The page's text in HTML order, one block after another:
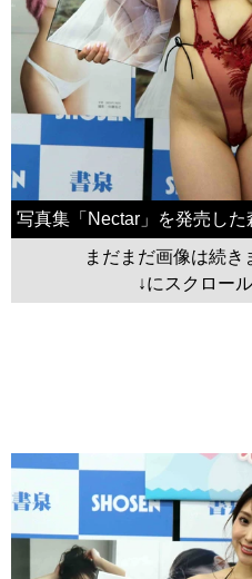
写真集「Nectar」を発売した
まだまだ画像は続き
↓にスクロー